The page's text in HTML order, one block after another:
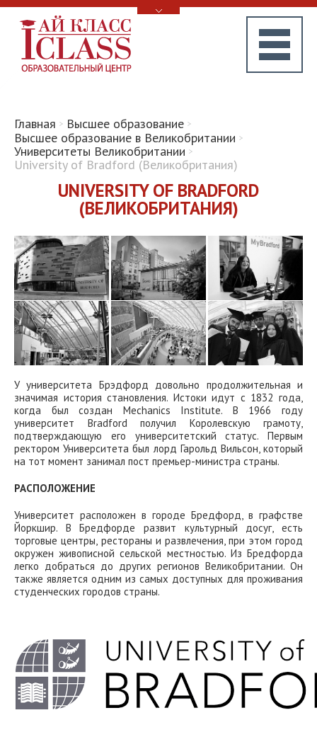
Главная
Высшее образование
Высшее образование в Великобритании
Университеты Великобритании
University of Bradford (Великобритания)
UNIVERSITY OF BRADFORD
(ВЕЛИКОБРИТАНИЯ)
У университета Брэдфорд довольно продолжительная и
значимая история становления. Истоки идут с 1832 года,
когда был создан Mechanics Institute. В 1966 году
университет Bradford получил Королевскую грамоту,
подтверждающую его университетский статус. Первым
ректором Университета был лорд Гарольд Вильсон, который
на тот момент занимал пост премьер-министра страны.
РАСПОЛОЖЕНИЕ
Университет расположен в городе Бредфорд, в графстве
Йоркшир. В Бредфорде развит культурный досуг, есть
торговые центры, рестораны и развлечения, при этом город
окружен живописной сельской местностью. Из Бредфорда
легко добраться до других регионов Великобритании. Он
также является одним из самых доступных для проживания
студенческих городов страны.